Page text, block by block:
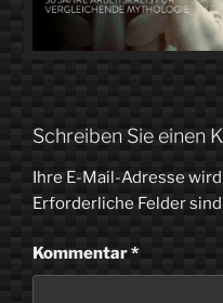
Schreiben Sie einen
Ihre E-Mail-Adresse
Erforderliche Felder
Kommentar*